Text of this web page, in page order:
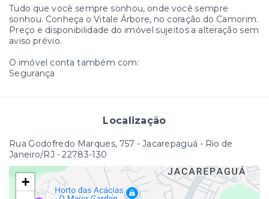
Tudo que você sempre sonhou, onde você sempre
sonhou. Conheça o Vitale Árbore, no coração do Camorim.
Preço e disponibilidade do imóvel sujeitos a alteração sem
aviso prévio.
O imóvel conta também com:
Segurança
Localização
Rua Godofredo Marques, 757 - Jacarepaguá - Rio de
Janeiro/RJ - 22783-130
+